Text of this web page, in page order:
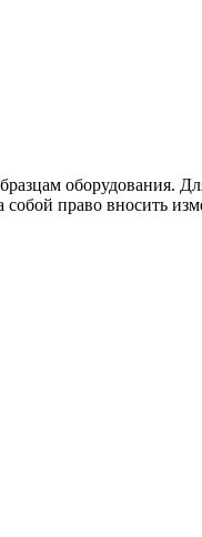
оборудования.
собой право вносить